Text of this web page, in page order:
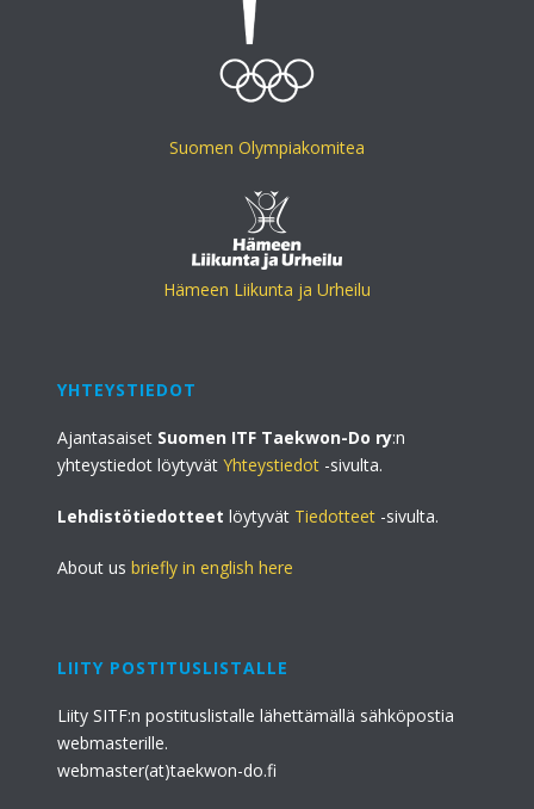
Suomen Olympiakomitea
Hämeen Liikunta ja Urheilu
YHTEYSTIEDOT
Ajantasaiset Suomen ITF Taekwon-Do ry:n
yhteystiedot löytyvätYhteystiedot -sivulta.
Lehdistötiedotteet löytyvät Tiedotteet -sivulta.
About usbriefly in english here
LIITY POSTITUSLISTALLE
Liity SITF:n postituslistalle lähettämällä sähköpostia
webmasterille.
webmaster(at)taekwon-do.fi